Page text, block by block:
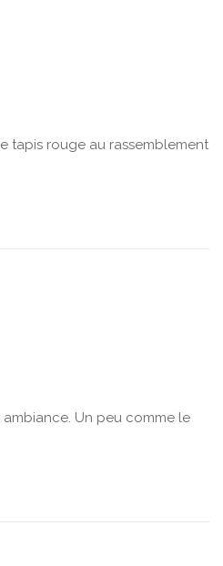
tapis rouge au rassemblement
ambiance. Un peu comme le